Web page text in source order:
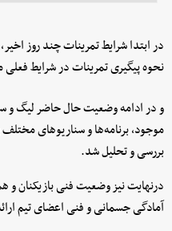
در ابتدا شرایط تمرینات چند روز
نحوه پیگیری تمرینات در شرایط فعلی
و در ادامه وضعیت حال حاضر لیگ و
موجود، برنامه‌ها و سناریوهای
بررسی و تحلیل شد.
درنهایت نیز وضعیت فنی بازیکنان
آمادگی جسمانی و فنی اعضای تیم